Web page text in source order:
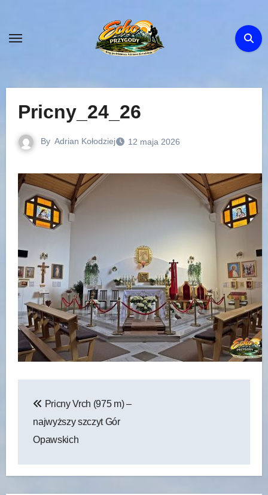
content
Pricny_24_26
By Adrian Kołodziej 12 maja 2026
wpisu
Pricny Vrch (975 m) –
najwyższy szczyt Gór
Opawskich